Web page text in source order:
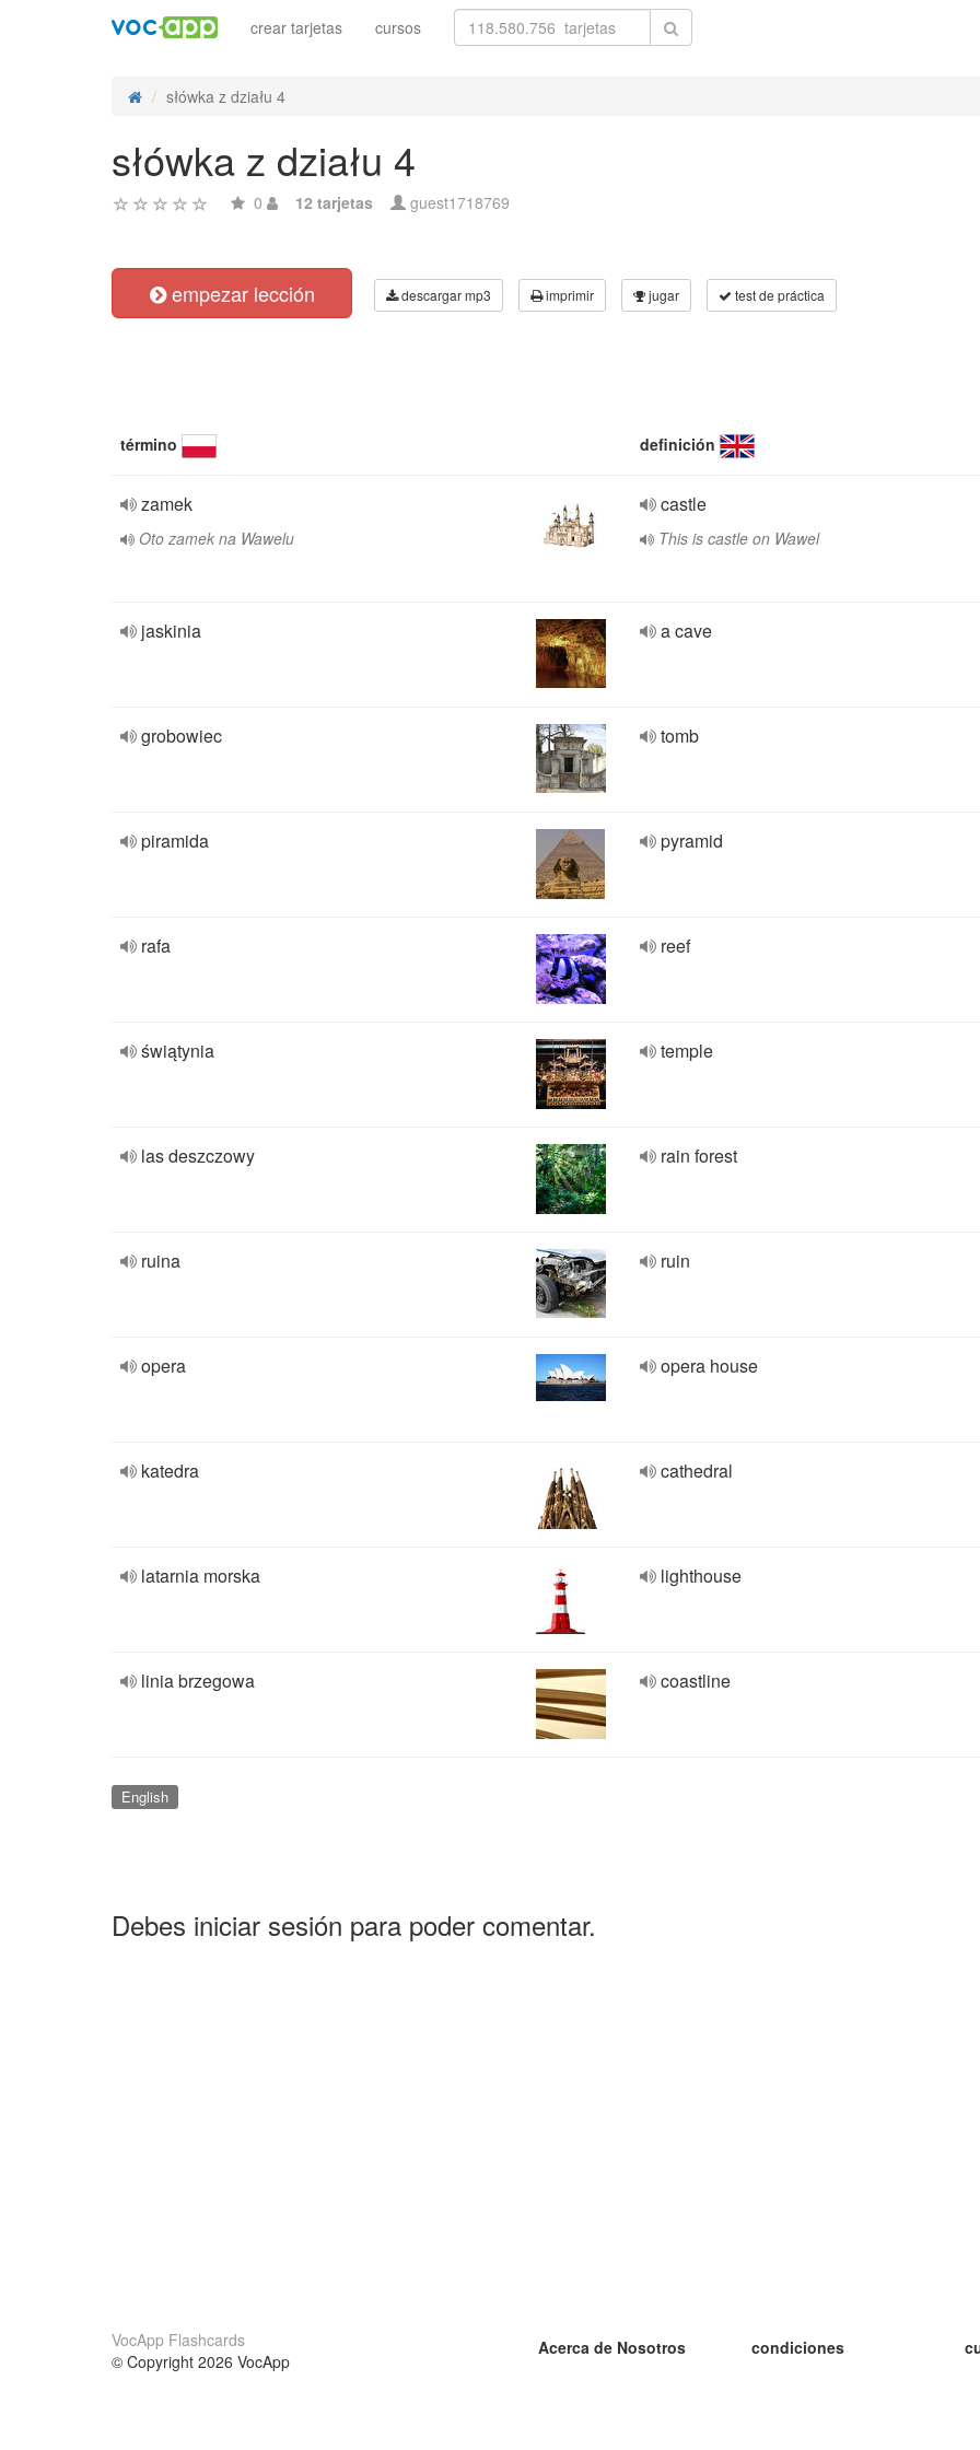
crear tarjetas cursos
słówka z działu 4
słówka z działu 4
0 12 tarjetas guest1718769
empezar lección descargar mp3 imprimir jugar test de práctica
término definición
zamek
Oto zamek na Wawelu
castle
This is castle on Wawel
jaskinia a cave
grobowiec tomb
piramida pyramid
rafa reef
świątynia temple
las deszczowy rain forest
ruina ruin
opera opera house
katedra cathedral
latarnia morska lighthouse
linia brzegowa coastline
English
Debes iniciar sesión para poder comentar.
VocApp Flashcards
© Copyright 2026 VocApp
Acerca de Nosotros
condiciones